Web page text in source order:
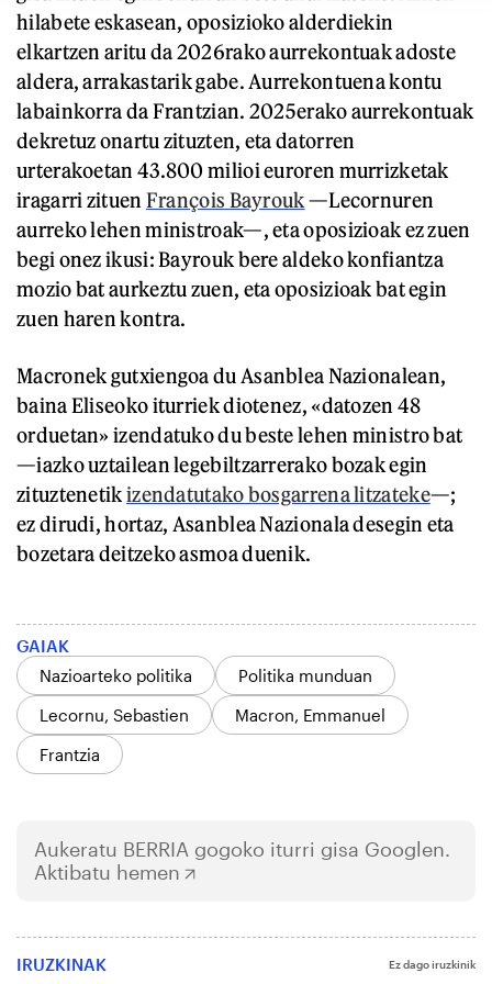
hilabete eskasean, oposizioko alderdiekin
elkartzen aritu da 2026rako aurrekontuak adoste
aldera, arrakastarik gabe. Aurrekontuena kontu
labainkorra da Frantzian. 2025erako aurrekontuak
dekretuz onartu zituzten, eta datorren
urterakoetan 43.800 milioi euroren murrizketak
iragarri zituen François Bayrouk—Lecornuren
aurreko lehen ministroak—, eta oposizioak ez zuen
begi onez ikusi: Bayrouk bere aldeko konfiantza
mozio bat aurkeztu zuen, eta oposizioak bat egin
zuen haren kontra.
Macronek gutxiengoa du Asanblea Nazionalean,
baina Eliseoko iturriek diotenez, «datozen 48
orduetan» izendatuko du beste lehen ministro bat
—iazko uztailean legebiltzarrerako bozak egin
zituztenetikizendatutako bosgarrena litzateke—;
ez dirudi, hortaz, Asanblea Nazionala desegin eta
bozetara deitzeko asmoa duenik.
GAIAK
Nazioarteko politika
Politika munduan
Lecornu, Sebastien
Macron, Emmanuel
Frantzia
Aukeratu BERRIA gogoko iturri gisa Googlen.
Aktibatu hemen
IRUZKINAK Ez dago iruzkinik